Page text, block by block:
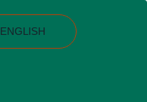
ENGLISH